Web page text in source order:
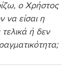
ο Χρήστος
να είσαι η
ή δεν